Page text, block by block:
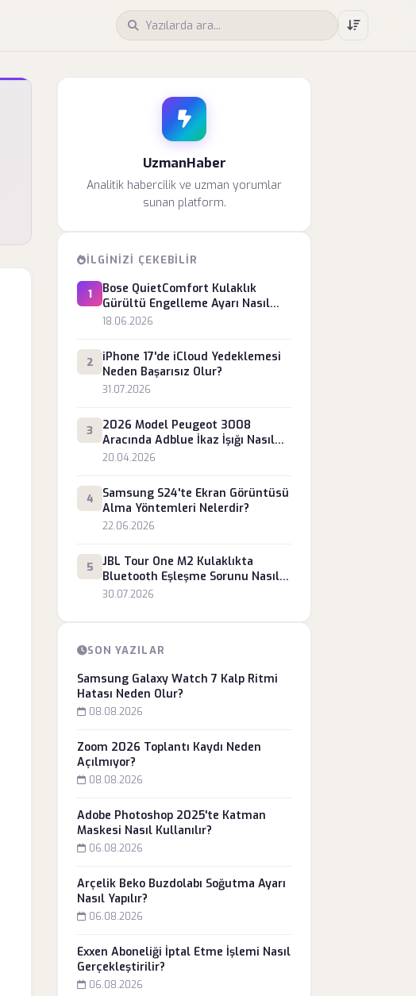
UzmanHaber
Analitik habercilik ve uzman yorumlar
sunan platform.
İLGINIZI ÇEKEBILIR
1
Bose QuietComfort Kulaklık
Gürültü Engelleme Ayarı Nasıl
Yapılır?
18.06.2026
2
iPhone 17'de iCloud Yedeklemesi
Neden Başarısız Olur?
31.07.2026
3
2026 Model Peugeot 3008
Aracında Adblue İkaz İşığı Nasıl
Söndürülür?
20.04.2026
4
Samsung S24'te Ekran Görüntüsü
Alma Yöntemleri Nelerdir?
22.06.2026
5
JBL Tour One M2 Kulaklıkta
Bluetooth Eşleşme Sorunu Nasıl
Çözülür?
30.07.2026
SON YAZILAR
Samsung Galaxy Watch 7 Kalp Ritmi
Hatası Neden Olur?
08.08.2026
Zoom 2026 Toplantı Kaydı Neden
Açılmıyor?
08.08.2026
Adobe Photoshop 2025'te Katman
Maskesi Nasıl Kullanılır?
06.08.2026
Arçelik Beko Buzdolabı Soğutma Ayarı
Nasıl Yapılır?
06.08.2026
Exxen Aboneliği İptal Etme İşlemi Nasıl
Gerçekleştirilir?
06.08.2026